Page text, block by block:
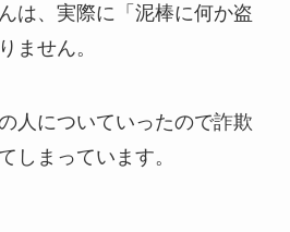
は、実際に「泥棒に何か盗
ません。
人についていったので詐欺
しまっています。